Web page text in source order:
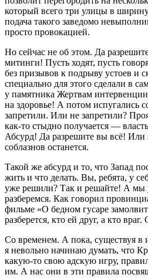
который всего три улицы в
подача такого заведомо
просто провокацией.
Но сейчас не об этом. Да
митинги! Пусть ходят, пусть
без призывов к подрыву устоев и
специально для этого сделали в
у памятника Жертвам
на здоровье! А потом испугались
запретили. Или не запретили?
как-то стыдно получается —
Абсурд! Да разрешите вы всё!
соблазнов останется.
Такой же абсурд и то, что Запад
жить и что делать. Вы, ребята, у
уже решили? Так и решайте! А мы
разберемся. Как говорил
фильме «О бедном гусаре
разберется, кто ей друг, а кто
Со временем. А пока, существуя
я невольно начинаю думать, что
какую-то свою адскую игру,
им. А нас они в эти правила